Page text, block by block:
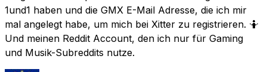
1und1 haben und die GMX E-Mail Adresse, die ich mir
mal angelegt habe, um mich bei Xitter zu registrieren. 🤷
Und meinen Reddit Account, den ich nur für Gaming
und Musik-Subreddits nutze.